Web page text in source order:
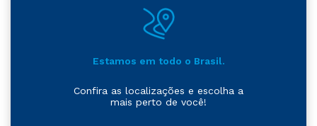
Estamos em todo o Brasil.
Confira as localizações e escolha a
mais perto de você!